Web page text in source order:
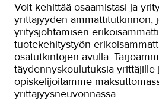
Liiketalous ja kaupan ala
Maarakennus
Matkailu- ja ravitsemisala
Media-ala ja
Voit kehittää osaamistasi ja
yrittäjyyden ammattitutkinnon,
yritysjohtamisen
tuotekehitystyön
osatutkintojen avulla.
täydennyskoulutuksia yrittäjille
opiskelijoitamme
yrittäjyysneuvonnassa.